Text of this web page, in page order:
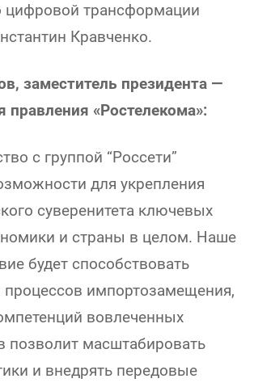
цифровой трансформации
Кравченко.
заместитель президента —
правления «Ростелекома»:
с группой “Россети”
для укрепления
суверенитета ключевых
и страны в целом. Наше
будет способствовать
процессов импортозамещения,
вовлеченных
позволит масштабировать
и внедрять передовые